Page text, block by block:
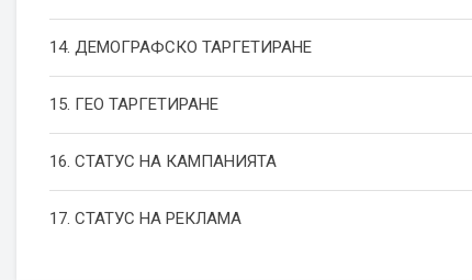
14. ДЕМОГРАФСКО ТАРГЕТИРАНЕ
15. ГЕО ТАРГЕТИРАНЕ
16. СТАТУС НА КАМПАНИЯТА
17. СТАТУС НА РЕКЛАМА